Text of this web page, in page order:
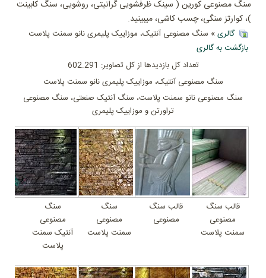
سنگ مصنوعی کورین ( سینک ظرفشویی گرانیتی، روشویی، سنگ کابینت
)، کوارتز سنگی، چسب کاشی، میبینید.
گالری» سنگ مصنوعی آنتیک، موزاییک پلیمری نانو سمنت پلاست
بازگشت به گالری
تعداد کل بازدیدها از کل تصاویر: 602.291
سنگ مصنوعی آنتیک، موزاییک پلیمری نانو سمنت پلاست
سنگ مصنوعی نانو سمنت پلاست، سنگ آنتیک صنعتی، سنگ مصنوعی
تراورتن و موزاییک پلیمری
قالب سنگ
مصنوعی
سمنت پلاست
قالب سنگ
مصنوعی
سنگ
مصنوعی
سمنت پلاست
سنگ
مصنوعی
آنتیک سمنت
پلاست